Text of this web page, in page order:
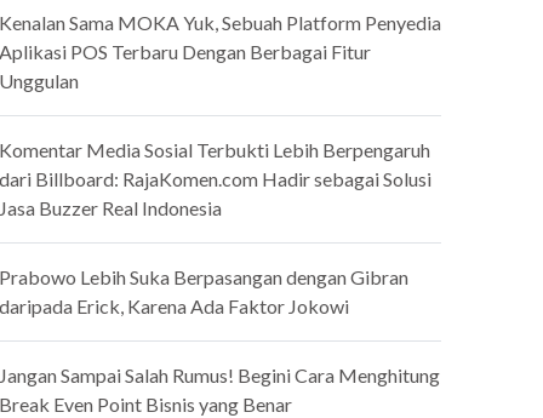
Sama MOKA Yuk, Sebuah Platform Penyedia
POS Terbaru Dengan Berbagai Fitur
Media Sosial Terbukti Lebih Berpengaruh
Billboard: RajaKomen.com Hadir sebagai Solusi
Buzzer Real Indonesia
Lebih Suka Berpasangan dengan Gibran
Erick, Karena Ada Faktor Jokowi
Sampai Salah Rumus! Begini Cara Menghitung
Even Point Bisnis yang Benar